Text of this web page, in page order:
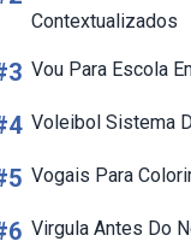
Contextualizados
Vou Para Escola
Voleibol Sistema
Vogais Para
Virgula Antes Do